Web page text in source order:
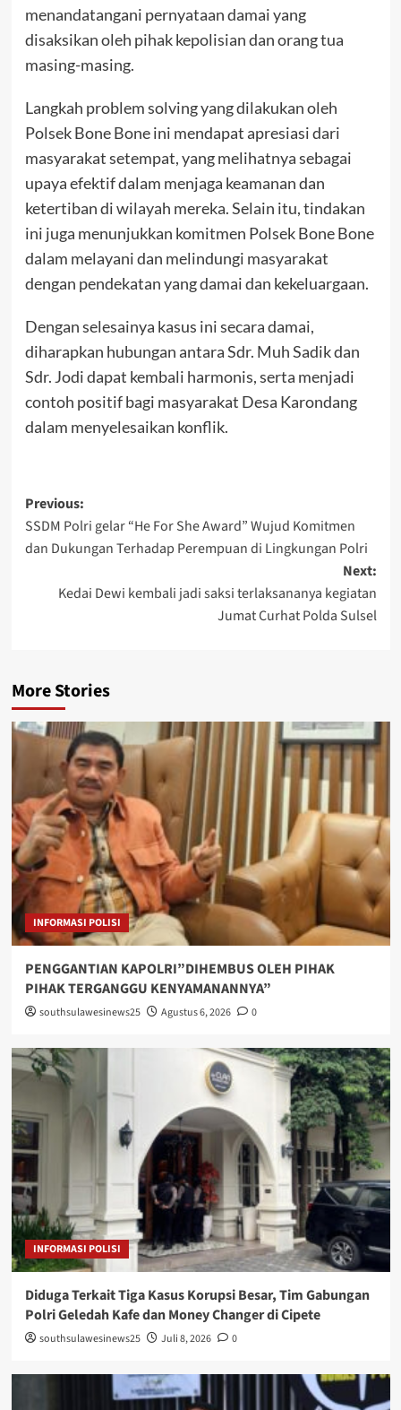
menandatangani pernyataan damai yang
disaksikan oleh pihak kepolisian dan orang tua
masing-masing.
Langkah problem solving yang dilakukan oleh
Polsek Bone Bone ini mendapat apresiasi dari
masyarakat setempat, yang melihatnya sebagai
upaya efektif dalam menjaga keamanan dan
ketertiban di wilayah mereka. Selain itu, tindakan
ini juga menunjukkan komitmen Polsek Bone Bone
dalam melayani dan melindungi masyarakat
dengan pendekatan yang damai dan kekeluargaan.
Dengan selesainya kasus ini secara damai,
diharapkan hubungan antara Sdr. Muh Sadik dan
Sdr. Jodi dapat kembali harmonis, serta menjadi
contoh positif bagi masyarakat Desa Karondang
dalam menyelesaikan konflik.
Post
navigation
Previous:
SSDM Polri gelar “He For She Award” Wujud Komitmen
dan Dukungan Terhadap Perempuan di Lingkungan Polri
Next:
Kedai Dewi kembali jadi saksi terlaksananya kegiatan
Jumat Curhat Polda Sulsel
More Stories
INFORMASI POLISI
PENGGANTIAN KAPOLRI”DIHEMBUS OLEH PIHAK
PIHAK TERGANGGU KENYAMANANNYA”
southsulawesinews25 Agustus 6, 2026 0
INFORMASI POLISI
Diduga Terkait Tiga Kasus Korupsi Besar, Tim Gabungan
Polri Geledah Kafe dan Money Changer di Cipete
southsulawesinews25 Juli 8, 2026 0